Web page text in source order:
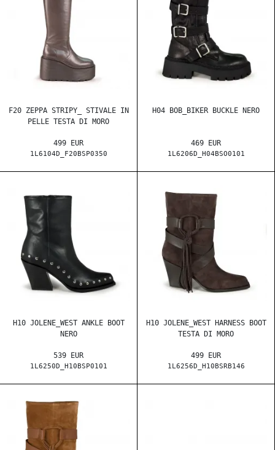
1L6104D_F20BSP0350
F20 ZEPPA STRIPY_ STIVALE IN
PELLE TESTA DI MORO
499 EUR
1L6206D_H04BSO0101
H04 BOB_BIKER BUCKLE NERO
469 EUR
1L6250D_H10BSP0101
H10 JOLENE_WEST ANKLE BOOT
NERO
539 EUR
1L6256D_H10BSRB146
H10 JOLENE_WEST HARNESS BOOT
TESTA DI MORO
499 EUR